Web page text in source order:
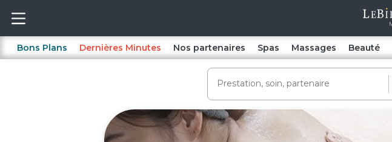
Bons Plans Dernières Minutes Nos partenaires Spas Massages Beauté